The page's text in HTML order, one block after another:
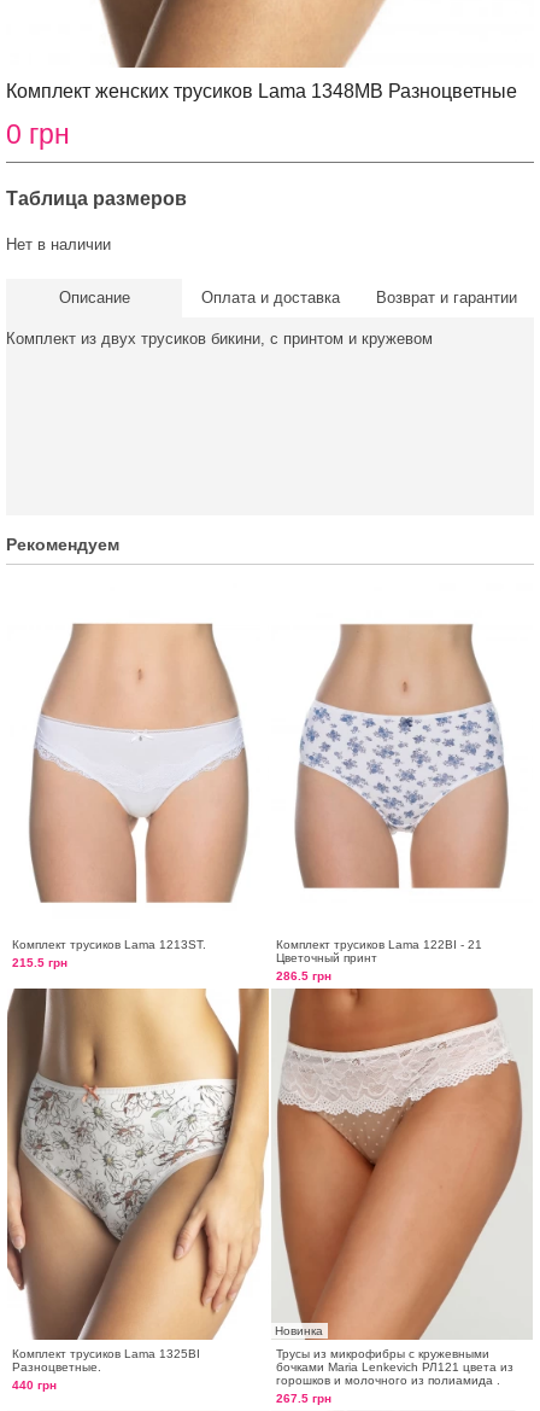
Комплект женских трусиков Lama 1348MB Разноцветные
0 грн
Таблица размеров
Нет в наличии
Описание Оплата и доставка Возврат и гарантии
Комплект из двух трусиков бикини, с принтом и кружевом
Рекомендуем
Комплект трусиков Lama 1213ST.
215.5 грн
Комплект трусиков Lama 122BI - 21
Цветочный принт
286.5 грн
Комплект трусиков Lama 1325BI
Разноцветные.
440 грн
Новинка
Трусы из микрофибры с кружевными
бочками Maria Lenkevich РЛ121 цвета из
горошков и молочного из полиамида .
267.5 грн